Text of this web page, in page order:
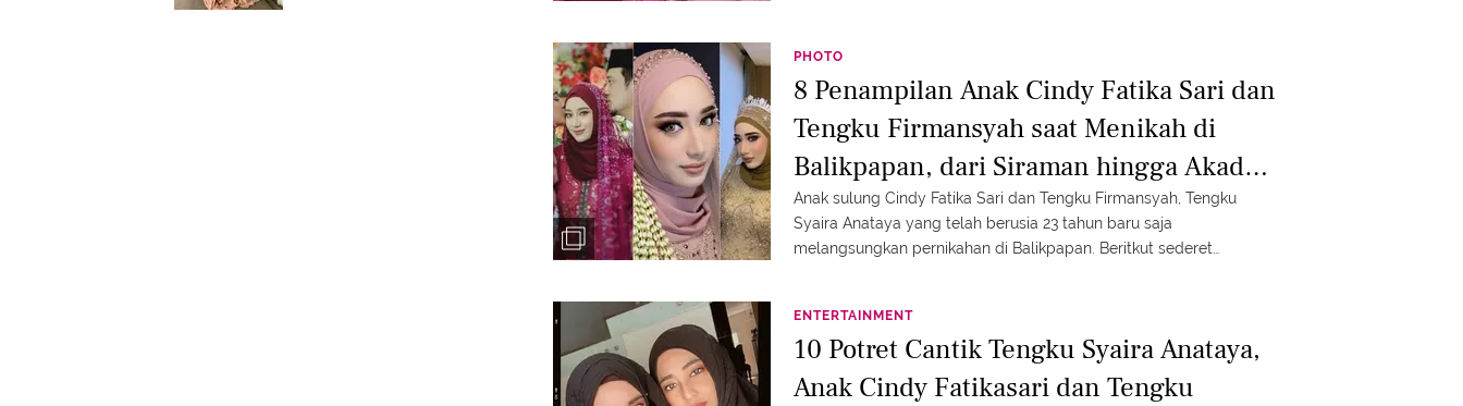
PHOTO
8 Penampilan Anak Cindy Fatika Sari dan
Tengku Firmansyah saat Menikah di
Balikpapan, dari Siraman hingga Akad
Nikah Tampil Serba Pink
Anak sulung Cindy Fatika Sari dan Tengku Firmansyah, Tengku
Syaira Anataya yang telah berusia 23 tahun baru saja
melangsungkan pernikahan di Balikpapan. Beritkut sederet
ENTERTAINMENT
10 Potret Cantik Tengku Syaira Anataya,
Anak Cindy Fatikasari dan Tengku